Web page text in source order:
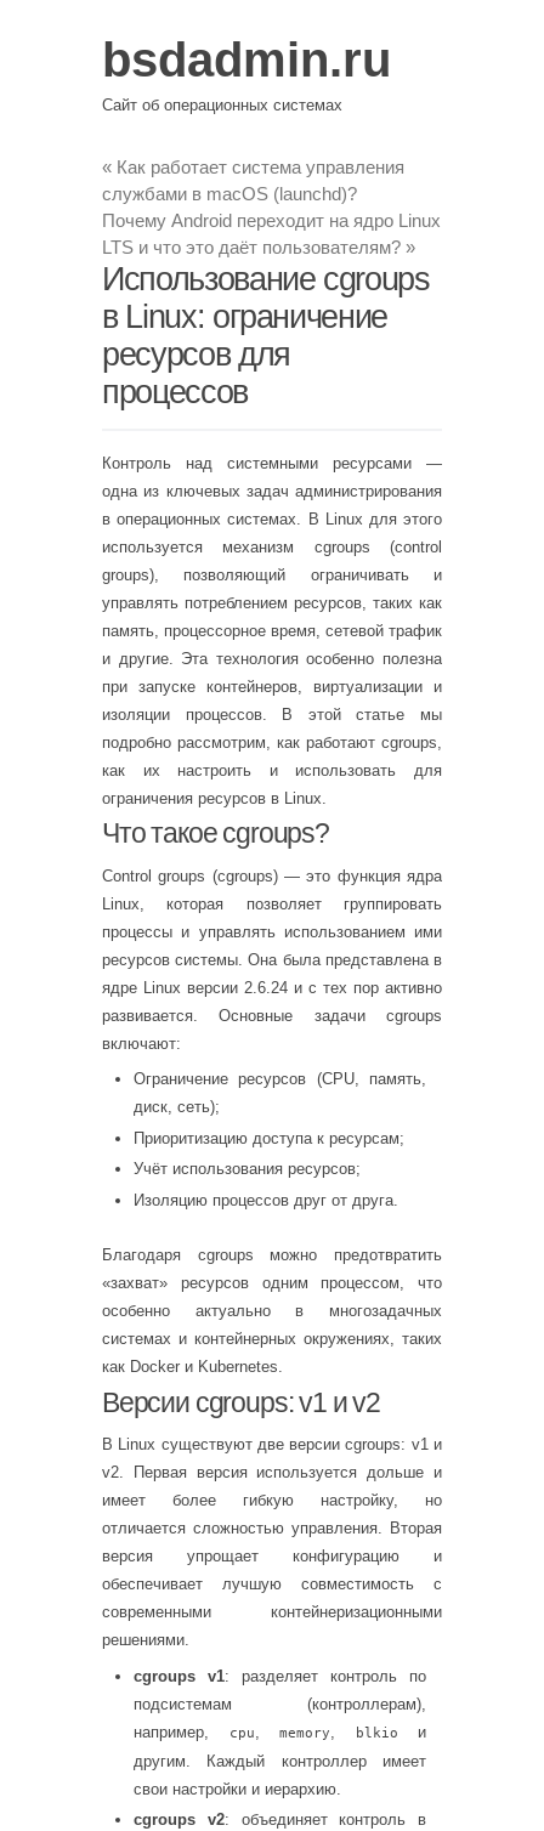
bsdadmin.ru
Сайт об операционных системах
« Как работает система управления
службами в macOS (launchd)?
Почему Android переходит на ядро Linux
LTS и что это даёт пользователям? »
Использование cgroups
в Linux: ограничение
ресурсов для
процессов
Контроль над системными ресурсами —
одна из ключевых задач администрирования
в операционных системах. В Linux для этого
используется механизм cgroups (control
groups), позволяющий ограничивать и
управлять потреблением ресурсов, таких как
память, процессорное время, сетевой трафик
и другие. Эта технология особенно полезна
при запуске контейнеров, виртуализации и
изоляции процессов. В этой статье мы
подробно рассмотрим, как работают cgroups,
как их настроить и использовать для
ограничения ресурсов в Linux.
Что такое cgroups?
Control groups (cgroups) — это функция ядра
Linux, которая позволяет группировать
процессы и управлять использованием ими
ресурсов системы. Она была представлена в
ядре Linux версии 2.6.24 и с тех пор активно
развивается. Основные задачи cgroups
включают:
Ограничение ресурсов (CPU, память,
диск, сеть);
Приоритизацию доступа к ресурсам;
Учёт использования ресурсов;
Изоляцию процессов друг от друга.
Благодаря cgroups можно предотвратить
«захват» ресурсов одним процессом, что
особенно актуально в многозадачных
системах и контейнерных окружениях, таких
как Docker и Kubernetes.
Версии cgroups: v1 и v2
В Linux существуют две версии cgroups: v1 и
v2. Первая версия используется дольше и
имеет более гибкую настройку, но
отличается сложностью управления. Вторая
версия упрощает конфигурацию и
обеспечивает лучшую совместимость с
современными контейнеризационными
решениями.
cgroups v1: разделяет контроль по
подсистемам (контроллерам),
например,
cpu memory blkio
и
другим. Каждый контроллер имеет
свои настройки и иерархию.
cgroups v2: объединяет контроль в